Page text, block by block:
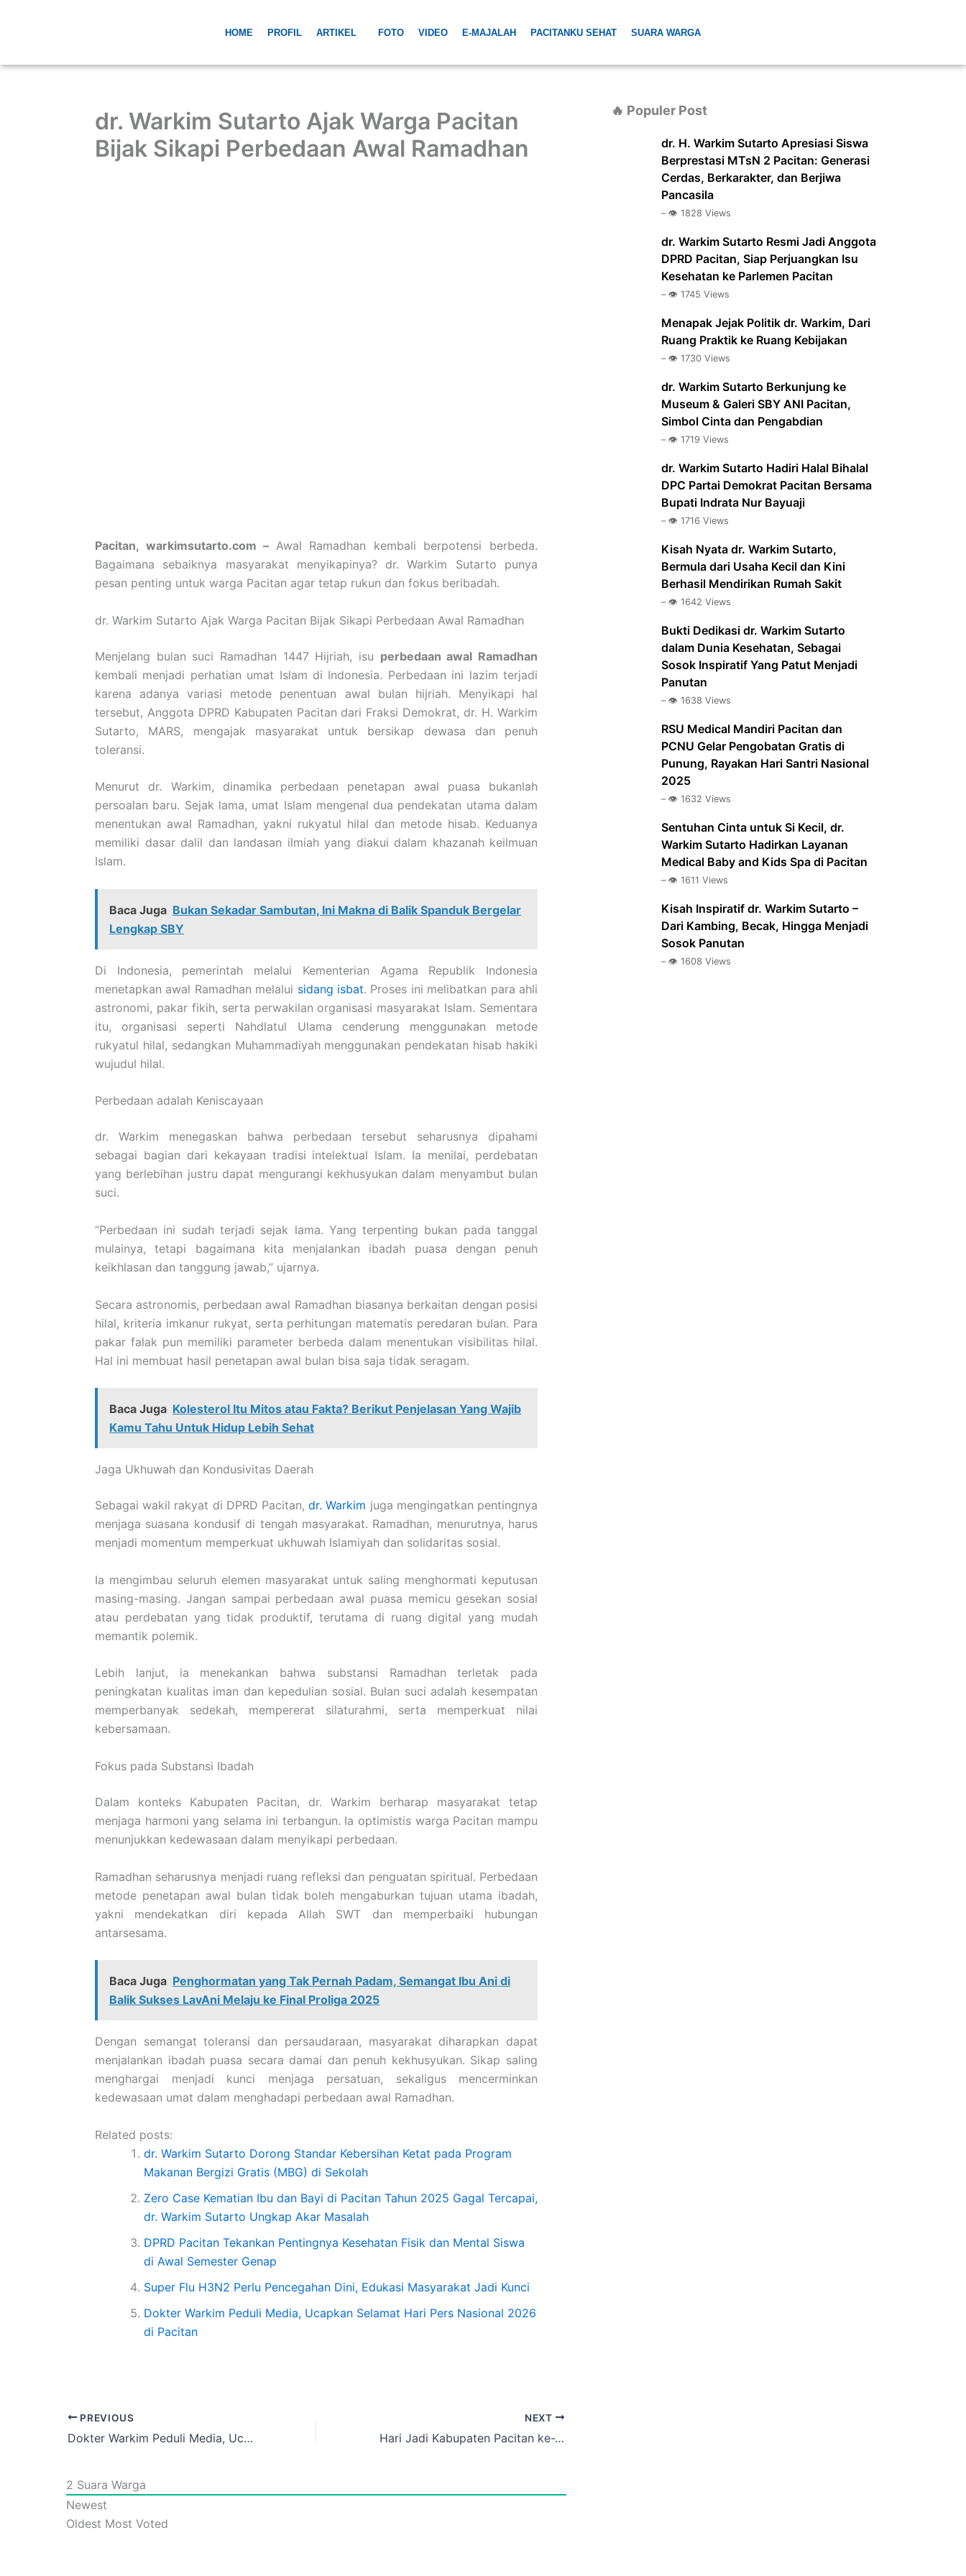
HOME PROFIL ARTIKEL FOTO VIDEO E-MAJALAH PACITANKU SEHAT SUARA WARGA
dr. Warkim Sutarto Ajak Warga Pacitan
Bijak Sikapi Perbedaan Awal Ramadhan
Pacitan, warkimsutarto.com – Awal Ramadhan kembali berpotensi berbeda.
Bagaimana sebaiknya masyarakat menyikapinya? dr. Warkim Sutarto punya
pesan penting untuk warga Pacitan agar tetap rukun dan fokus beribadah.
dr. Warkim Sutarto Ajak Warga Pacitan Bijak Sikapi Perbedaan Awal Ramadhan
Menjelang bulan suci Ramadhan 1447 Hijriah, isu perbedaan awal Ramadhan
kembali menjadi perhatian umat Islam di Indonesia. Perbedaan ini lazim terjadi
karena adanya variasi metode penentuan awal bulan hijriah. Menyikapi hal
tersebut, Anggota DPRD Kabupaten Pacitan dari Fraksi Demokrat, dr. H. Warkim
Sutarto, MARS, mengajak masyarakat untuk bersikap dewasa dan penuh
toleransi.
Menurut dr. Warkim, dinamika perbedaan penetapan awal puasa bukanlah
persoalan baru. Sejak lama, umat Islam mengenal dua pendekatan utama dalam
menentukan awal Ramadhan, yakni rukyatul hilal dan metode hisab. Keduanya
memiliki dasar dalil dan landasan ilmiah yang diakui dalam khazanah keilmuan
Islam.
Baca Juga Bukan Sekadar Sambutan, Ini Makna di Balik Spanduk Bergelar
Lengkap SBY
Di Indonesia, pemerintah melalui Kementerian Agama Republik Indonesia
menetapkan awal Ramadhan melalui sidang isbat. Proses ini melibatkan para ahli
astronomi, pakar fikih, serta perwakilan organisasi masyarakat Islam. Sementara
itu, organisasi seperti Nahdlatul Ulama cenderung menggunakan metode
rukyatul hilal, sedangkan Muhammadiyahmenggunakan pendekatan hisab hakiki
wujudul hilal.
Perbedaan adalah Keniscayaan
dr. Warkim menegaskan bahwa perbedaan tersebut seharusnya dipahami
sebagai bagian dari kekayaan tradisi intelektual Islam. Ia menilai, perdebatan
yang berlebihan justru dapat mengurangi kekhusyukan dalam menyambut bulan
suci.
“Perbedaan ini sudah terjadi sejak lama. Yang terpenting bukan pada tanggal
mulainya, tetapi bagaimana kita menjalankan ibadah puasa dengan penuh
keikhlasan dan tanggung jawab,” ujarnya.
Secara astronomis, perbedaan awal Ramadhan biasanya berkaitan dengan posisi
hilal, kriteria imkanur rukyat, serta perhitungan matematis peredaran bulan. Para
pakar falak pun memiliki parameter berbeda dalam menentukan visibilitas hilal.
Hal ini membuat hasil penetapan awal bulan bisa saja tidak seragam.
Baca Juga Kolesterol Itu Mitos atau Fakta? Berikut Penjelasan Yang Wajib
Kamu Tahu Untuk Hidup Lebih Sehat
Jaga Ukhuwah dan Kondusivitas Daerah
Sebagai wakil rakyat di DPRD Pacitan,dr. Warkim juga mengingatkan pentingnya
menjaga suasana kondusif di tengah masyarakat. Ramadhan, menurutnya, harus
menjadi momentum memperkuat ukhuwah Islamiyah dan solidaritas sosial.
Ia mengimbau seluruh elemen masyarakat untuk saling menghormati keputusan
masing-masing. Jangan sampai perbedaan awal puasa memicu gesekan sosial
atau perdebatan yang tidak produktif, terutama di ruang digital yang mudah
memantik polemik.
Lebih lanjut, ia menekankan bahwa substansi Ramadhan terletak pada
peningkatan kualitas iman dan kepedulian sosial. Bulan suci adalah kesempatan
memperbanyak sedekah, mempererat silaturahmi, serta memperkuat nilai
kebersamaan.
Fokus pada Substansi Ibadah
Dalam konteks Kabupaten Pacitan, dr. Warkim berharap masyarakat tetap
menjaga harmoni yang selama ini terbangun. Ia optimistis warga Pacitan mampu
menunjukkan kedewasaan dalam menyikapi perbedaan.
Ramadhan seharusnya menjadi ruang refleksi dan penguatan spiritual. Perbedaan
metode penetapan awal bulan tidak boleh mengaburkan tujuan utama ibadah,
yakni mendekatkan diri kepada Allah SWT dan memperbaiki hubungan
antarsesama.
Baca Juga Penghormatan yang Tak Pernah Padam, Semangat Ibu Ani di
Balik Sukses LavAni Melaju ke Final Proliga 2025
Dengan semangat toleransi dan persaudaraan, masyarakat diharapkan dapat
menjalankan ibadah puasa secara damai dan penuh kekhusyukan. Sikap saling
menghargai menjadi kunci menjaga persatuan, sekaligus mencerminkan
kedewasaan umat dalam menghadapi perbedaan awal Ramadhan.
Related posts:
dr. Warkim Sutarto Dorong Standar Kebersihan Ketat pada Program
Makanan Bergizi Gratis (MBG) di Sekolah
Zero Case Kematian Ibu dan Bayi di Pacitan Tahun 2025 Gagal Tercapai,
dr. Warkim Sutarto Ungkap Akar Masalah
DPRD Pacitan Tekankan Pentingnya Kesehatan Fisik dan Mental Siswa
di Awal Semester Genap
Super Flu H3N2 Perlu Pencegahan Dini, Edukasi Masyarakat Jadi Kunci
Dokter Warkim Peduli Media, Ucapkan Selamat Hari Pers Nasional 2026
di Pacitan
PREVIOUS
Dokter Warkim Peduli Media, Ucapkan Selamat Hari Pers Nasional 2026 di Pacitan
NEXT
Hari Jadi Kabupaten Pacitan ke-281, Semangat Pacitan Binraja Ing Kamulyan Menuju Daerah Maju dan Berdaya
2 Suara Warga
Newest
Oldest Most Voted
🔥 Populer Post
dr. H. Warkim Sutarto Apresiasi Siswa
Berprestasi MTsN 2 Pacitan: Generasi
Cerdas, Berkarakter, dan Berjiwa
Pancasila
– 👁️ 1828 Views
dr. Warkim Sutarto Resmi Jadi Anggota
DPRD Pacitan, Siap Perjuangkan Isu
Kesehatan ke Parlemen Pacitan
– 👁️ 1745 Views
Menapak Jejak Politik dr. Warkim, Dari
Ruang Praktik ke Ruang Kebijakan
– 👁️ 1730 Views
dr. Warkim Sutarto Berkunjung ke
Museum & Galeri SBY ANI Pacitan,
Simbol Cinta dan Pengabdian
– 👁️ 1719 Views
dr. Warkim Sutarto Hadiri Halal Bihalal
DPC Partai Demokrat Pacitan Bersama
Bupati Indrata Nur Bayuaji
– 👁️ 1716 Views
Kisah Nyata dr. Warkim Sutarto,
Bermula dari Usaha Kecil dan Kini
Berhasil Mendirikan Rumah Sakit
– 👁️ 1642 Views
Bukti Dedikasi dr. Warkim Sutarto
dalam Dunia Kesehatan, Sebagai
Sosok Inspiratif Yang Patut Menjadi
Panutan
– 👁️ 1638 Views
RSU Medical Mandiri Pacitan dan
PCNU Gelar Pengobatan Gratis di
Punung, Rayakan Hari Santri Nasional
2025
– 👁️ 1632 Views
Sentuhan Cinta untuk Si Kecil, dr.
Warkim Sutarto Hadirkan Layanan
Medical Baby and Kids Spa di Pacitan
– 👁️ 1611 Views
Kisah Inspiratif dr. Warkim Sutarto –
Dari Kambing, Becak, Hingga Menjadi
Sosok Panutan
– 👁️ 1608 Views